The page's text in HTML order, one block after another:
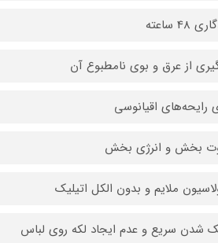
48 ساعته
از عرق و بوی نامطبوع آن
رایحه‌های اقیانوسی
بخش و انرژی بخش
ملایم و بدون الکل اتیلیک
شدن سریع و عدم ایجاد لکه روی لباس